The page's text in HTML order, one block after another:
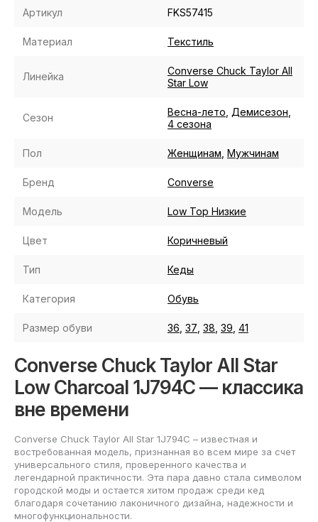
Артикул FKS57415
Материал Текстиль
Линейка
Converse Chuck Taylor All
Star Low
Сезон Весна-лето Демисезон
4 сезона
Пол Женщинам Мужчинам
Бренд Converse
Модель Low Top Низкие
Цвет Коричневый
Тип Кеды
Категория Обувь
Размер обуви 36 37 38 39 41
Converse Chuck Taylor All Star
Low Charcoal 1J794C — классика
вне времени
Converse Chuck Taylor All Star 1J794C – известная и
востребованная модель, признанная во всем мире за счет
универсального стиля, проверенного качества и
легендарной практичности. Эта пара давно стала символом
городской моды и остается хитом продаж среди кед
благодаря сочетанию лаконичного дизайна, надежности и
многофункциональности.